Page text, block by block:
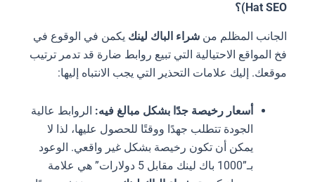
Hat SEO)؟
الجانب المظلم منشراء الباك لينكيكمن في الوقوع في
فخ المواقع الاحتيالية التي تبيع روابط ضارة قد تدمر ترتيب
موقعك. إليك علامات التحذير التي يجب الانتباه إليها:
أسعار رخيصة جدًا بشكل مبالغ فيه:الروابط عالية
الجودة تتطلب جهدًا ووقتًا للحصول عليها، لذا لا
يمكن أن تكون رخيصة بشكل غير واقعي. الوعود
بـ”1000 باك لينك مقابل 5 دولارات” هي علامة